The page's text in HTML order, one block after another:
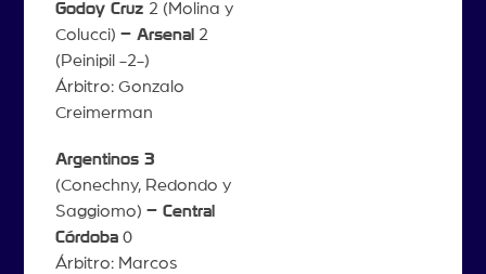
Godoy Cruz 2 (Molina y
Colucci) – Arsenal 2
(Peinipil -2-)
Árbitro: Gonzalo
Creimerman
Argentinos 3
(Conechny, Redondo y
Saggiomo) – Central
Córdoba0
Árbitro: Marcos